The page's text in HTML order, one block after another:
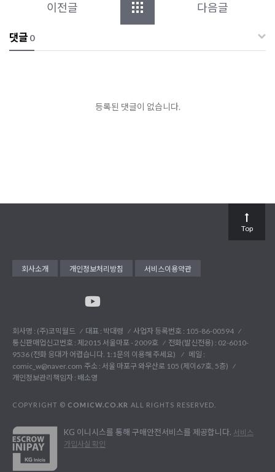
이전글 다음글
댓글 0
등록된 댓글이 없습니다.
회사소개 개인정보처리방침 서비스이용약관
회사명 : (주)코믹월드 대표 : 박대령
사업자 등록번호 : 105-86-00594
통신판매업신고번호 : 제2015 서울마포 - 2009호
전화(발신전용) : 02-6010-
9536 (전화 응대가 어렵습니다. 1:1문의 이용해 주세요)
메일 :
comic_w@naver.com 주소 : 서울 마포구 와우산로 105 (제이67호, 5층)
개인정보관리책임자 : 배소영
COPYRIGHT © COMICW.CO.KR ALL RIGHTS RESERVED.
KG 이니시스를 통해 구매안전서비스를 제공합니다. 서비스
가입사실 확인
Top